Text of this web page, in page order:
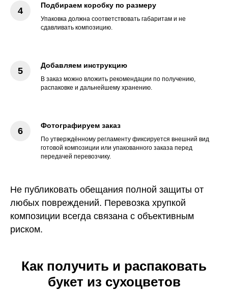
Подбираем коробку по размеру
Упаковка должна соответствовать габаритам и не
сдавливать композицию.
Добавляем инструкцию
В заказ можно вложить рекомендации по получению,
распаковке и дальнейшему хранению.
Фотографируем заказ
По утверждённому регламенту фиксируется внешний вид
готовой композиции или упакованного заказа перед
передачей перевозчику.
Не публиковать обещания полной защиты от
любых повреждений. Перевозка хрупкой
композиции всегда связана с объективным
риском.
Как получить и распаковать
букет из сухоцветов